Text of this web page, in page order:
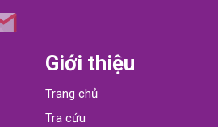
Giới thiệu
Trang chủ
Tra cứu